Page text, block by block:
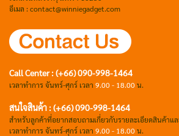
อีเมล : contact@winniegadget.com
Call Center : (+66) 090-998-1464
เวลาทำการ จันทร์-ศุกร์ เวลา 9.00 - 18.00 น.
สนใจสินค้า : (+66) 090-998-1464
สำหรับลูกค้าที่อยากสอบถามเกี่ยวกับรายละเอียดสินค้าแ
เวลาทำการ จันทร์-ศุกร์ เวลา 9.00 - 18.00 น.